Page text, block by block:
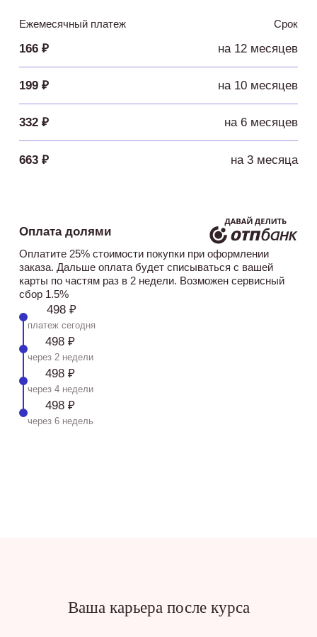
Ежемесячный платеж Срок
166 ₽ на 12 месяцев
199 ₽ на 10 месяцев
332 ₽ на 6 месяцев
663 ₽ на 3 месяца
Оплата долями
Оплатите 25% стоимости покупки при оформлении
заказа. Дальше оплата будет списываться с вашей
карты по частям раз в 2 недели. Возможен сервисный
сбор 1.5%
498 ₽
платеж сегодня
498 ₽
через 2 недели
498 ₽
через 4 недели
498 ₽
через 6 недель
Ваша карьера после курса